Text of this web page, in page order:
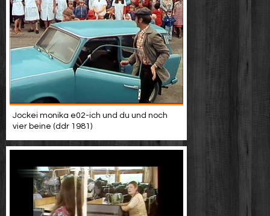
Jockei monika e02-ich und du und noch
vier beine (ddr 1981)